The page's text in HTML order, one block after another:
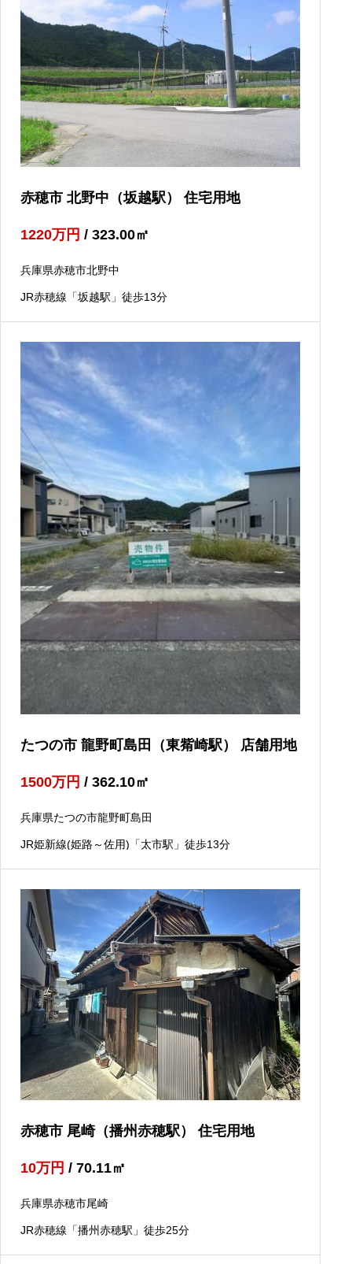
赤穂市 北野中（坂越駅） 住宅用地
1220万円 / 323.00㎡
兵庫県赤穂市北野中
JR赤穂線「坂越駅」徒歩13分
たつの市 龍野町島田（東觜崎駅） 店舗用地
1500万円 / 362.10㎡
兵庫県たつの市龍野町島田
JR姫新線(姫路～佐用)「太市駅」徒歩13分
赤穂市 尾崎（播州赤穂駅） 住宅用地
10万円 / 70.11㎡
兵庫県赤穂市尾崎
JR赤穂線「播州赤穂駅」徒歩25分